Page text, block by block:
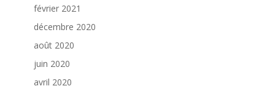
février 2021
décembre 2020
août 2020
juin 2020
avril 2020